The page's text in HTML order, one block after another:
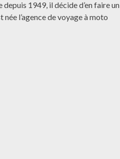
1949, il décide d’en faire un
née l’agence de voyage à moto